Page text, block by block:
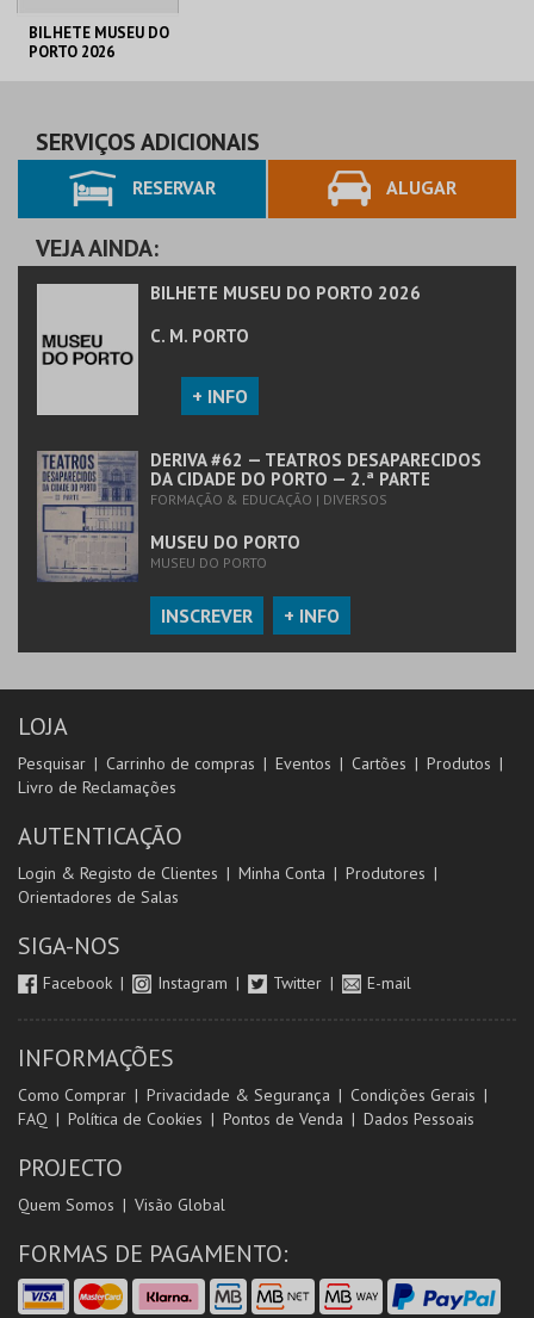
BILHETE MUSEU DO
PORTO 2026
AQUISIÇÃO
MAIS INFO
COMPRAR
SERVIÇOS ADICIONAIS
RESERVAR ALUGAR
VEJA AINDA:
BILHETE MUSEU DO PORTO 2026
C. M. PORTO
+ INFO
DERIVA #62 — TEATROS DESAPARECIDOS
DA CIDADE DO PORTO — 2.ª PARTE
FORMAÇÃO & EDUCAÇÃO | DIVERSOS
MUSEU DO PORTO
MUSEU DO PORTO
INSCREVER + INFO
LOJA
Pesquisar Carrinho de compras Eventos Cartões
Produtos
Livro de Reclamações
AUTENTICAÇÃO
Login & Registo de Clientes Minha Conta
Produtores
Orientadores de Salas
SIGA-NOS
Facebook Instagram Twitter E-mail
INFORMAÇÕES
Como Comprar Privacidade & Segurança
Condições Gerais
FAQ
Política de Cookies Pontos de Venda Dados Pessoais
PROJECTO
Quem Somos Visão Global
FORMAS DE PAGAMENTO: